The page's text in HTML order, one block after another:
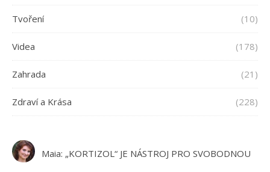
Tvoření (10)
Videa (178)
Zahrada (21)
Zdraví a Krása (228)
Maia: „KORTIZOL“ JE NÁSTROJ PRO SVOBODNOU